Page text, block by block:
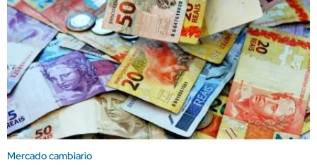
Mercado cambiario